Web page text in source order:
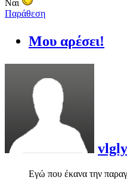
Ναι
Παράθεση
Μου αρέσει!
Εγώ που έκανα την